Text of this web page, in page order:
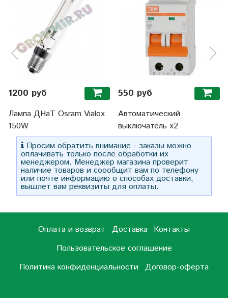
1200 руб
Лампа ДНаТ Osram Vialox
150W
550 руб
Автоматический
выключатель х2
Просим обратить внимание - заказы можно
оплачивать только после обработки их
менеджером. Менеджер магазина проверит
наличие товаров и соообщит вам по телефону
или почте информацию о способах доставки,
вышлет вам реквизиты для оплаты.
Оплата и возврат Доставка Контакты
Пользовательское соглашение
Политика конфиденциальности Договор-оферта